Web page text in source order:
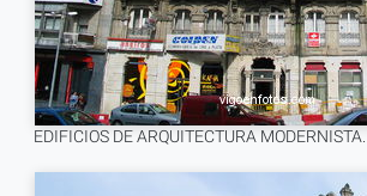
EDIFICIOS DE ARQUITECTURA MODERNISTA.